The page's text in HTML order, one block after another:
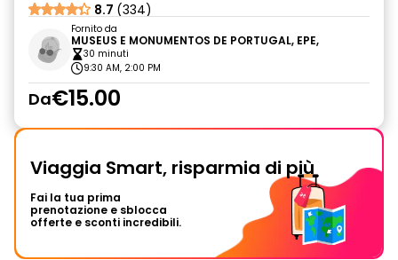
8.7 (334)
Fornito da
MUSEUS E MONUMENTOS DE PORTUGAL, EPE,
30 minuti
9:30 AM, 2:00 PM
Da€15.00
Viaggia Smart, risparmia di più
Fai la tua prima
prenotazione e sblocca
offerte e sconti incredibili.